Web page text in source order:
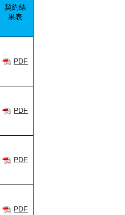
契約結
果表
PDF
PDF
PDF
PDF